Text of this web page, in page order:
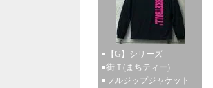
【G】シリーズ
街Ｔ(まちティー)
フルジップジャケット